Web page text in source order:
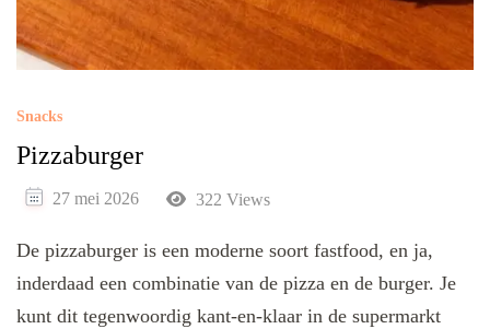
Snacks
Pizzaburger
27 mei 2026 322 Views
De pizzaburger is een moderne soort fastfood, en ja,
inderdaad een combinatie van de pizza en de burger. Je
kunt dit tegenwoordig kant-en-klaar in de supermarkt